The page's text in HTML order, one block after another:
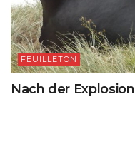
FEUILLETON
Nach der Explosion